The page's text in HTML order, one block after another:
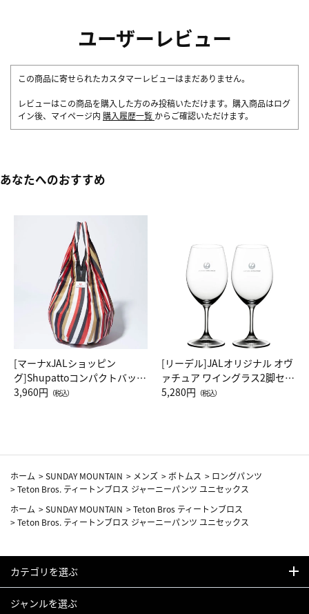
ユーザーレビュー
この商品に寄せられたカスタマーレビューはまだありません。
レビューはこの商品を購入した方のみ投稿いただけます。購入商品はログ
イン後、マイページ内 購入履歴一覧 からご確認いただけます。
あなたへのおすすめ
[マーナxJALショッピン
グ]Shupattoコンパクトバッグ
Drop JAL客室乗務員（LC）ス
3,960円 （税込）
[リーデル]JALオリジナル オヴ
ァチュア ワイングラス2脚セッ
ト（レッドワイン）
5,280円 （税込）
ホーム >SUNDAY MOUNTAIN > メンズ > ボトムス > ロングパンツ
>Teton Bros. ティートンブロス ジャーニーパンツ ユニセックス
ホーム >SUNDAY MOUNTAIN >Teton Bros ティートンブロス
>Teton Bros. ティートンブロス ジャーニーパンツ ユニセックス
カテゴリを選ぶ
ジャンルを選ぶ